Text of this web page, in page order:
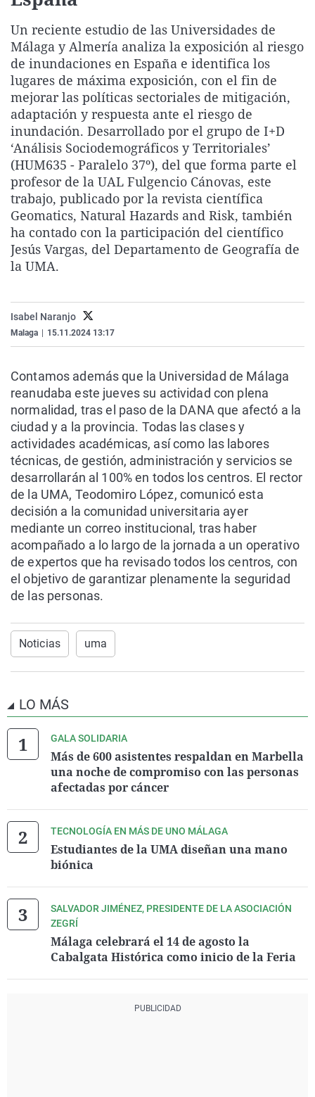
Gente viajera
Como el perro y el
Retornados
Equipo de
Operación Viuda
Galicia
La Rioja
Navarra
País Vasco
Televisión
Elecciones
Un reciente estudio de las Universidades de
Málaga y Almería analiza la exposición al riesgo
de inundaciones en España e identifica los
lugares de máxima exposición, con el fin de
mejorar las políticas sectoriales de mitigación,
adaptación y respuesta ante el riesgo de
inundación. Desarrollado por el grupo de I+D
‘Análisis Sociodemográficos y Territoriales’
(HUM635 - Paralelo 37º), del que forma parte el
profesor de la UAL Fulgencio Cánovas, este
trabajo, publicado por la revista científica
Geomatics, Natural Hazards and Risk, también
ha contado con la participación del científico
Jesús Vargas, del Departamento de Geografía de
la UMA.
Isabel Naranjo
Malaga 15.11.2024 13:17
Contamos además que la Universidad de Málaga
reanudaba este jueves su actividad con plena
normalidad, tras el paso de la DANA que afectó a la
ciudad y a la provincia. Todas las clases y
actividades académicas, así como las labores
técnicas, de gestión, administración y servicios se
desarrollarán al 100% en todos los centros. El rector
de la UMA, Teodomiro López, comunicó esta
decisión a la comunidad universitaria ayer
mediante un correo institucional, tras haber
acompañado a lo largo de la jornada a un operativo
de expertos que ha revisado todos los centros, con
el objetivo de garantizar plenamente la seguridad
de las personas.
Noticias uma
LO MÁS
GALA SOLIDARIA
Más de 600 asistentes respaldan en Marbella
una noche de compromiso con las personas
afectadas por cáncer
TECNOLOGÍA EN MÁS DE UNO MÁLAGA
Estudiantes de la UMA diseñan una mano
biónica
SALVADOR JIMÉNEZ, PRESIDENTE DE LA ASOCIACIÓN
ZEGRÍ
Málaga celebrará el 14 de agosto la
Cabalgata Histórica como inicio de la Feria